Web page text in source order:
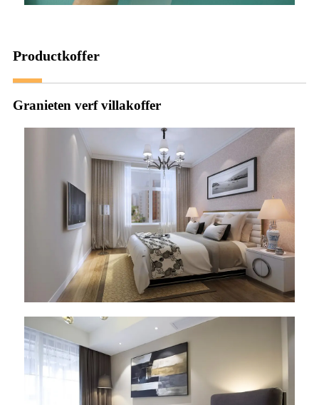
Productkoffer
Granieten verf villakoffer